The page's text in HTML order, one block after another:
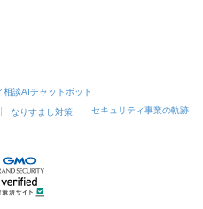
相談AIチャットボット
なりすまし対策 セキュリティ事業の軌跡